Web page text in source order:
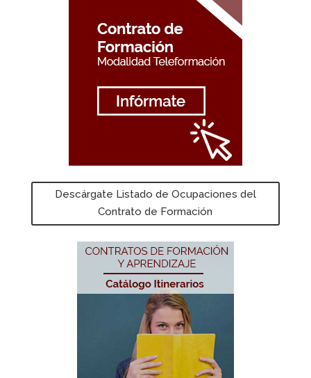
Descárgate Listado de Ocupaciones del
Contrato de Formación